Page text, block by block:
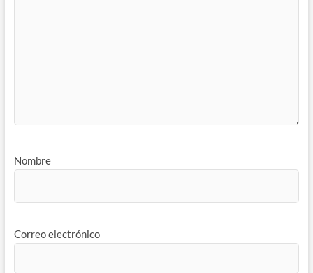
Nombre
Correo electrónico